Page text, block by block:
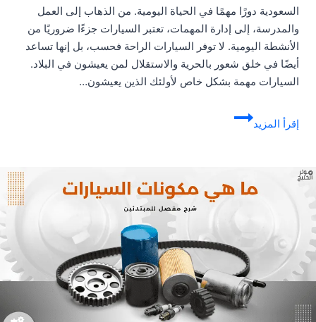
السعودية دورًا مهمًا في الحياة اليومية. من الذهاب إلى العمل
والمدرسة، إلى إدارة المهمات، تعتبر السيارات جزءًا ضروريًا من
الأنشطة اليومية. لا توفر السيارات الراحة فحسب، بل إنها تساعد
أيضًا في خلق شعور بالحرية والاستقلال لمن يعيشون في البلاد.
السيارات مهمة بشكل خاص لأولئك الذين يعيشون…
إقرأ المزيد
انواع
|